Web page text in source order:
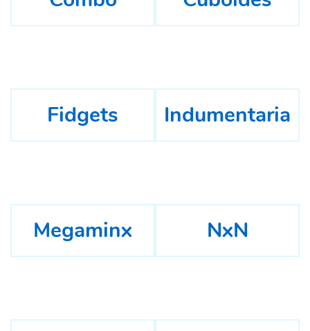
Fidgets Indumentaria
Megaminx NxN